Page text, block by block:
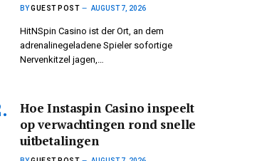
BYGUEST POST AUGUST 7, 2026
HitNSpin Casino ist der Ort, an dem
adrenalinegeladene Spieler sofortige
Nervenkitzel jagen,…
Hoe Instaspin Casino inspeelt
op verwachtingen rond snelle
uitbetalingen